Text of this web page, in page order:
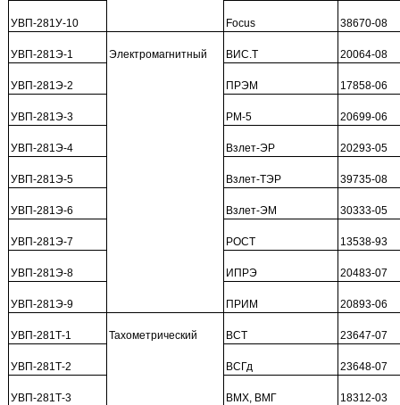
УВП-281У-10 Focus 38670-08
УВП-281Э-1 Электромагнитный ВИС.Т 20064-08
УВП-281Э-2 ПРЭМ 17858-06
УВП-281Э-3 РМ-5 20699-06
УВП-281Э-4 Взлет-ЭР 20293-05
УВП-281Э-5 Взлет-ТЭР 39735-08
УВП-281Э-6 Взлет-ЭМ 30333-05
УВП-281Э-7 РОСТ 13538-93
УВП-281Э-8 ИПРЭ 20483-07
УВП-281Э-9 ПРИМ 20893-06
УВП-281Т-1 Тахометрический ВСТ 23647-07
УВП-281Т-2 ВСГд 23648-07
УВП-281Т-3 ВМХ, ВМГ 18312-03